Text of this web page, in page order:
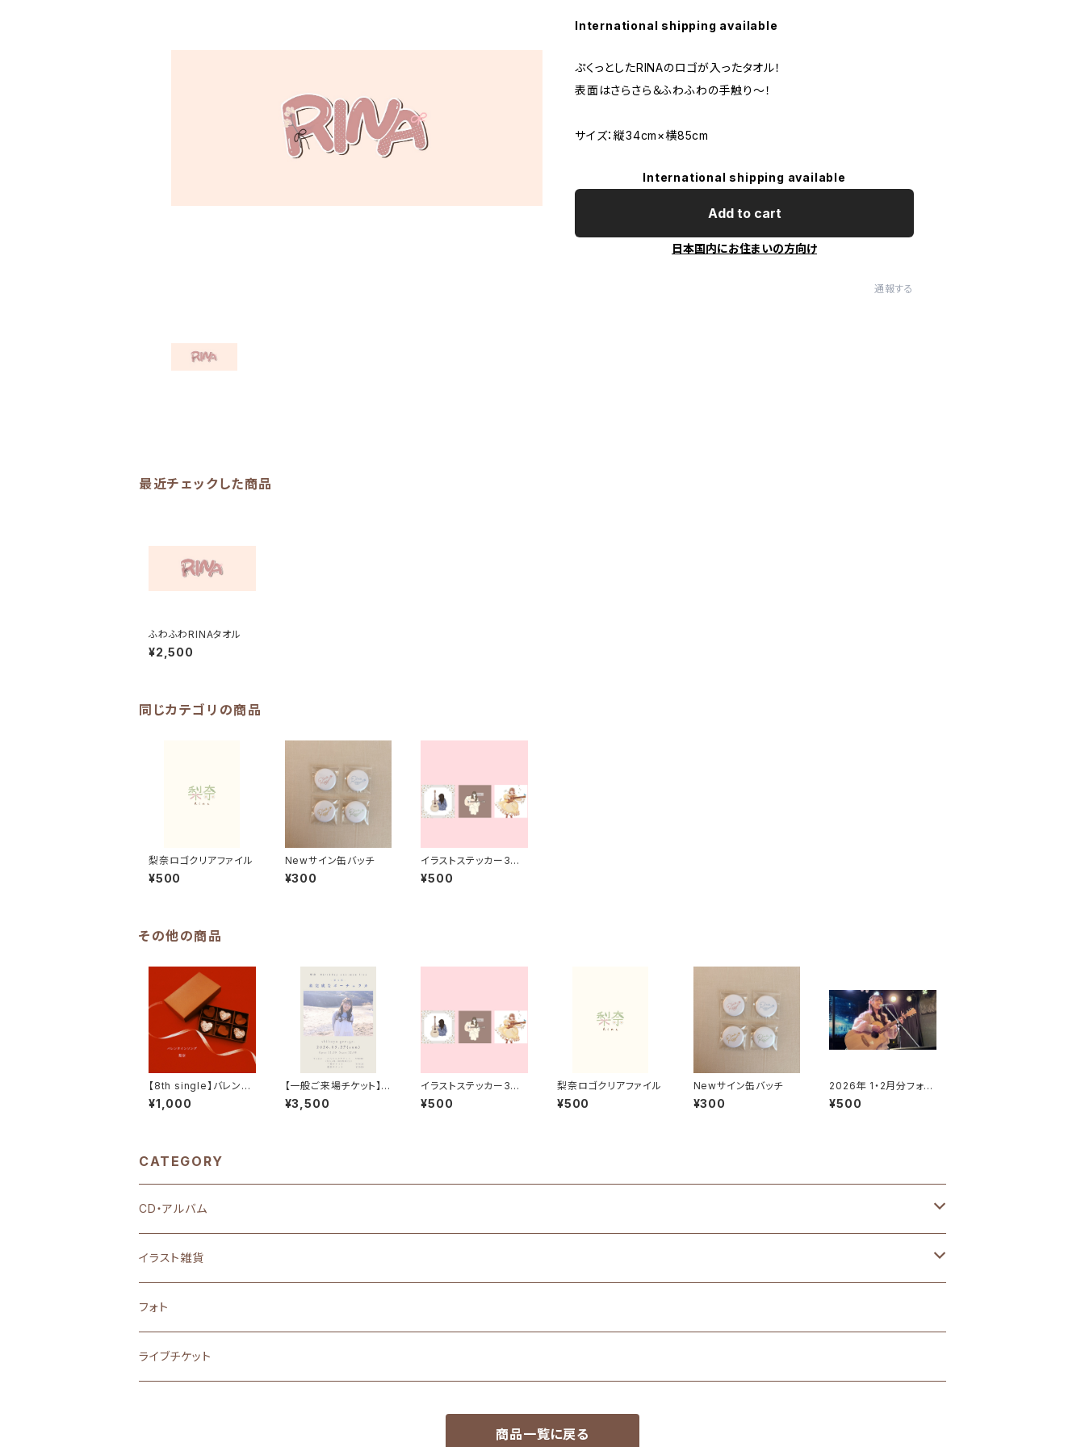
International shipping available
ぷくっとしたRINAのロゴが入ったタオル！
表面はさらさら＆ふわふわの手触り〜！
サイズ：縦34cm×横85cm
International shipping available
Add to cart
日本国内にお住まいの方向け
通報する
最近チェックした商品
ふわふわRINAタオル
¥2,500
同じカテゴリの商品
梨奈ロゴクリアファイル
¥500
Newサイン缶バッチ
¥300
イラストステッカー3種
セット
¥500
その他の商品
【8th single】バレンタ
インソング / 2nd girl
¥1,000
【一般ご来場チケット】2
026.09.27(日) Birthd
ay one-man live
¥3,500
イラストステッカー3種
セット
¥500
梨奈ロゴクリアファイル
¥500
Newサイン缶バッチ
¥300
2026年 1・2月分フォト
カード【全4種】
¥500
CATEGORY
CD・アルバム
オリジナルCD
カバーアルバム
イラスト雑貨
ステッカー
缶バッチ
フォト
ライブチケット
商品一覧に戻る